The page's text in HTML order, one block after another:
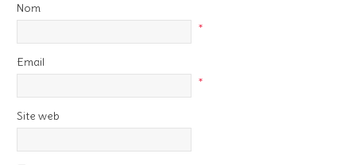
Nom
*
Email
*
Site web